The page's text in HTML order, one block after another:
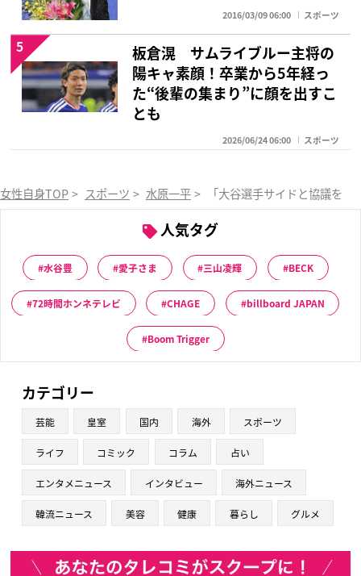
2016/03/09 06:00 スポーツ
板倉滉 サムライブルー主将の
陽キャ素顔！卒業から5年経っ
た“後輩の集まり”に顔を出すこ
とも
2026/06/24 06:00 スポーツ
5
女性自身TOP > スポーツ > 水原一平 > 「大谷選手サイドと協議を
人気タグ
水谷豊 愛子さま 三山凌輝 BECK
72時間ホンネテレビ CHAGE billboard JAPAN
Boom Trigger
カテゴリー
芸能 皇室 国内 海外 スポーツ
ライフ コミック コラム 占い
エンタメニュース インタビュー 海外ニュース
韓流ニュース 美容 健康 暮らし グルメ